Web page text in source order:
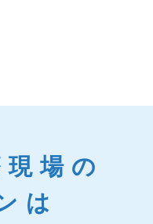
場の
は